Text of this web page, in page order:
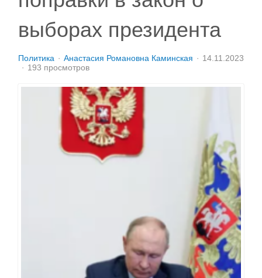
выборах президента
Политика Анастасия Романовна Каминская
14.11.2023
193 просмотров